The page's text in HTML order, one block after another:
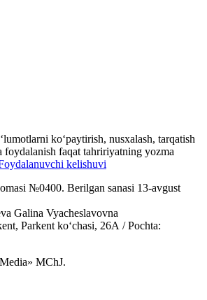
ko‘paytirish, nusxalash, tarqatish
foydalanish faqat tahririyatning yozma
kelishuvi
№0400. Berilgan sanasi 13-avgust
Galina Vyacheslavovna
Parkent ko‘chasi, 26А / Pochta:
MChJ.